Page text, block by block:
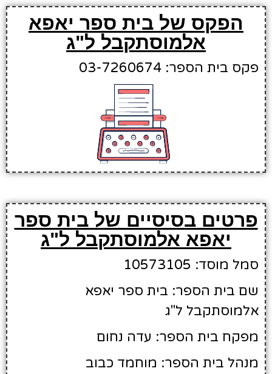
הפקס של בית ספר יאפא
אלמוסתקבל ל"ג
פקס בית הספר: 03-7260674
פרטים בסיסיים של בית ספר
יאפא אלמוסתקבל ל"ג
סמל מוסד: 10573105
שם בית הספר: בית ספר יאפא
אלמוסתקבל ל"ג
מפקח בית הספר: עדה נחום
מנהל בית הספר: מוחמד כבוב